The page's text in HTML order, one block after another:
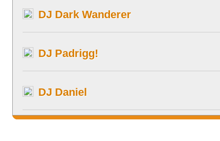
DJ Dark Wanderer
DJ Padrigg!
DJ Daniel